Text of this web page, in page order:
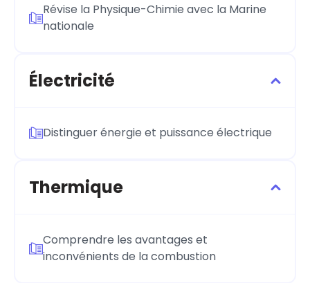
Révise la Physique-Chimie avec la Marine
nationale
Électricité
Distinguer énergie et puissance électrique
Thermique
Comprendre les avantages et
inconvénients de la combustion